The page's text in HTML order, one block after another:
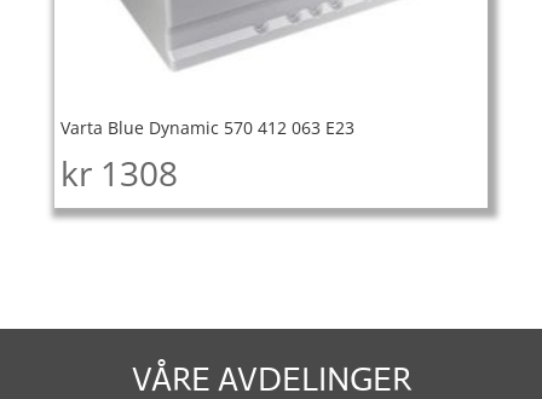
Varta Blue Dynamic 570 412 063 E23
kr 1308
VÅRE AVDELINGER